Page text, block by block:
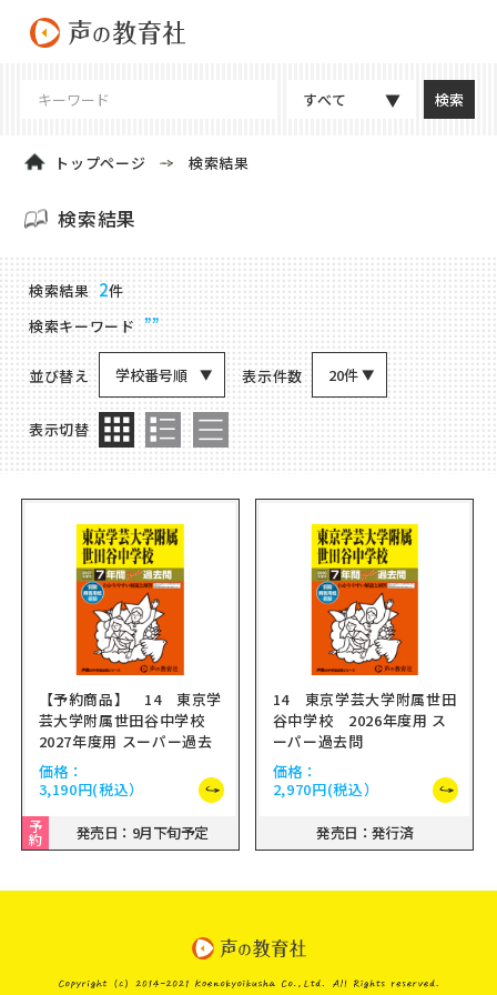
すべて
トップページ 検索結果
検索結果
商品検索結果
検索結果 2件
検索キーワード ””
並び替え 学校番号順 表示件数 20件
表示切替
【予約商品】 14 東京学
芸大学附属世田谷中学校
2027年度用 スーパー過去
問
価格：
3,190円(税込）
予
約 発売日：9月下旬予定
14 東京学芸大学附属世田
谷中学校 2026年度用 ス
ーパー過去問
価格：
2,970円(税込）
発売日：発行済